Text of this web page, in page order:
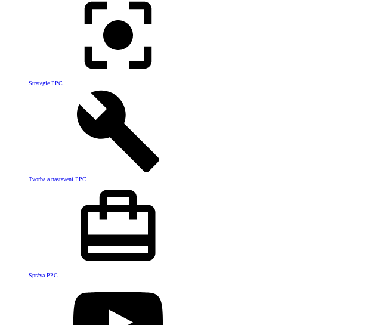
Strategie PPC
Tvorba a nastavení PPC
Správa PPC